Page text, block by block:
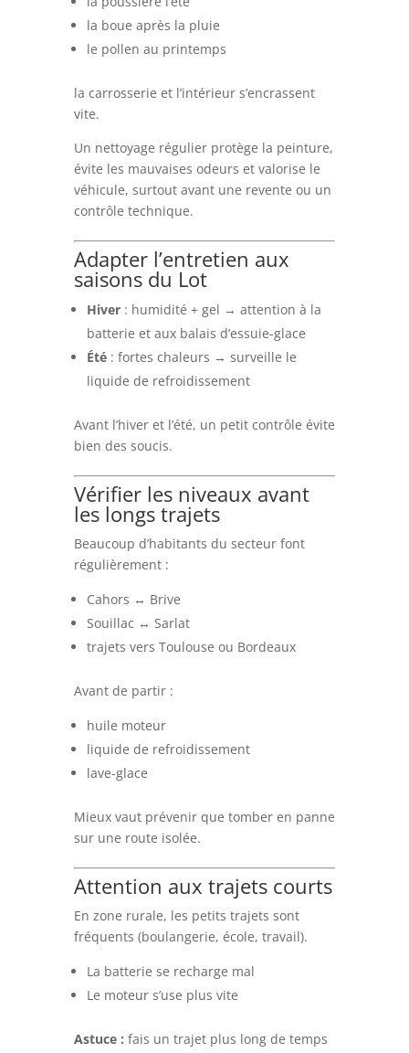
la boue après la pluie
le pollen au printemps
la carrosserie et l’intérieur s’encrassent
vite.
Un nettoyage régulier protège la peinture,
évite les mauvaises odeurs et valorise le
véhicule, surtout avant une revente ou un
contrôle technique.
Adapter l’entretien aux
saisons du Lot
Hiver: humidité + gel → attention à la
batterie et aux balais d’essuie-glace
Été: fortes chaleurs → surveille le
liquide de refroidissement
Avant l’hiver et l’été, un petit contrôle évite
bien des soucis.
Vérifier les niveaux avant
les longs trajets
Beaucoup d’habitants du secteur font
régulièrement :
Cahors ↔ Brive
Souillac ↔ Sarlat
trajets vers Toulouse ou Bordeaux
Avant de partir :
huile moteur
liquide de refroidissement
lave-glace
Mieux vaut prévenir que tomber en panne
sur une route isolée.
Attention aux trajets courts
En zone rurale, les petits trajets sont
fréquents (boulangerie, école, travail).
La batterie se recharge mal
Le moteur s’use plus vite
Astuce : fais un trajet plus long de temps